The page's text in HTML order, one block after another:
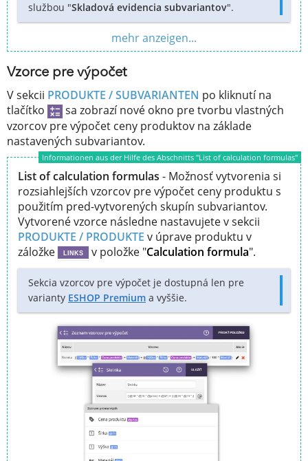
službou "Skladová evidencia subvariantov".
mehr anzeigen...
Vzorce pre výpočet
V sekcii PRODUKTE / SUBVARIANTEN po kliknutí na
tlačítko
sa zobrazí nové okno pre tvorbu vlastných
vzorcov pre výpočet ceny produktov na základe
nastavených subvariantov.
Informationen aus der Hilfe des Abschnitts "List of calculation formulas"
List of calculation formulas - Možnosť vytvorenia si
rozsiahlejších vzorcov pre výpočet ceny produktu s
použitím pred-vytvorených skupín subvariantov.
Vytvorené vzorce následne nastavujete v sekcii
PRODUKTE / PRODUKTE v úprave produktu v
záložke
LINKS v položke "Calculation formula".
Sekcia vzorcov pre výpočet je dostupná len pre
varianty ESHOP Premium a vyššie.